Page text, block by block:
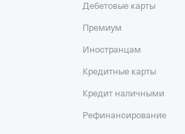
Дебетовые карты
Премиум
Иностранцам
Кредитные карты
Кредит наличными
Рефинансирование